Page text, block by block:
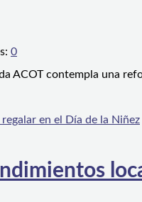
0
ACOT contempla una